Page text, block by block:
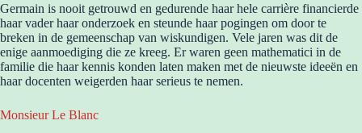
Germain is nooit getrouwd en gedurende haar hele carrière financierde
haar vader haar onderzoek en steunde haar pogingen om door te
breken in de gemeenschap van wiskundigen. Vele jaren was dit de
enige aanmoediging die ze kreeg. Er waren geen mathematici in de
familie die haar kennis konden laten maken met de nieuwste ideeën en
haar docenten weigerden haar serieus te nemen.
Monsieur Le Blanc